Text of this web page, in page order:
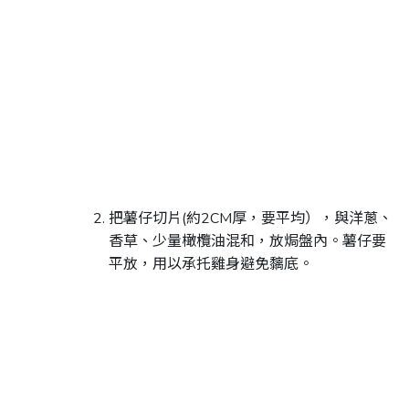
把薯仔切片(約2CM厚，要平均），與洋蔥、
香草、少量橄欖油混和，放焗盤內。薯仔要
平放，用以承托雞身避免黐底。